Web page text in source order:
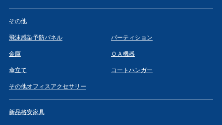
その他
飛沫感染予防パネル パーティション
金庫 ＯＡ機器
傘立て コートハンガー
その他オフィスアクセサリー
新品格安家具